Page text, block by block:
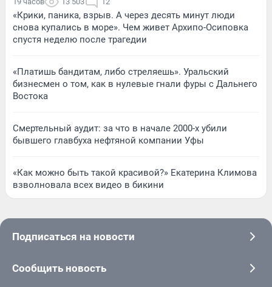
«Крики, паника, взрыв. А через десять минут люди
снова купались в море». Чем живет Архипо-Осиповка
спустя неделю после трагедии
«Платишь бандитам, либо стреляешь». Уральский
бизнесмен о том, как в нулевые гнали фуры с Дальнего
Востока
Смертельный аудит: за что в начале 2000-х убили
бывшего главбуха нефтяной компании Уфы
«Как можно быть такой красивой?» Екатерина Климова
взволновала всех видео в бикини
Подписаться на новости
Сообщить новость